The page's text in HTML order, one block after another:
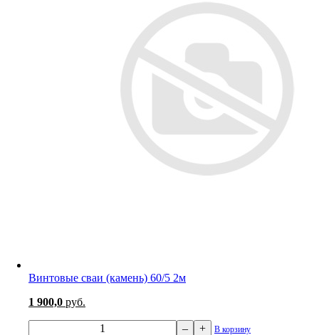
Винтовые сваи (камень) 60/5 2м
1 900,0 руб.
– + В корзину